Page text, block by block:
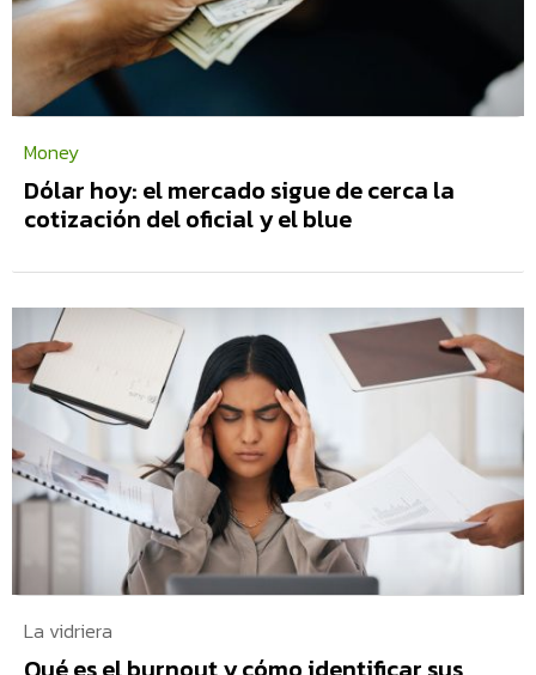
Money
Dólar hoy: el mercado sigue de cerca la
cotización del oficial y el blue
La vidriera